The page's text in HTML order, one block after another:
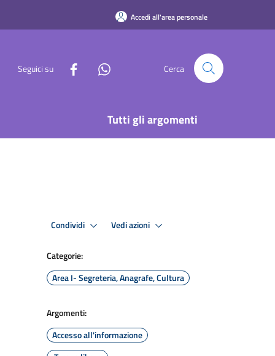
Accedi all'area personale
Seguici su Cerca
Tutti gli argomenti
Condividi Vedi azioni
Categorie:
Area I- Segreteria, Anagrafe, Cultura
Argomenti:
Accesso all'informazione